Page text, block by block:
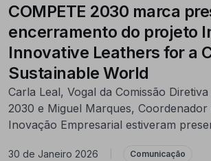
COMPETE 2030 marca
encerramento do projeto
Innovative Leathers for a
Sustainable World
Carla Leal, Vogal da Comissão
2030 e Miguel Marques, Coordenador
Inovação Empresarial estiveram
30 de Janeiro 2026 Comunicação